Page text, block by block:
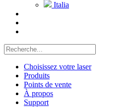
Italia
Choisissez votre laser
Produits
Points de vente
À propos
Support